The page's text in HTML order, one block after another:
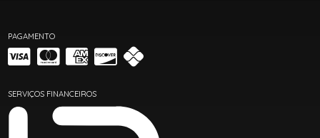
PAGAMENTO
SERVIÇOS FINANCEIROS